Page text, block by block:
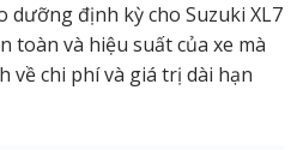
dưỡng định kỳ cho Suzuki XL7
toàn và hiệu suất của xe mà
về chi phí và giá trị dài hạn